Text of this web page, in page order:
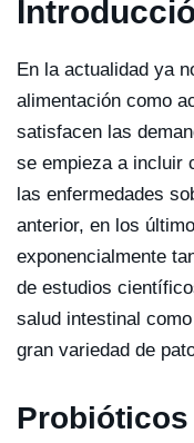
En la actualidad ya
alimentación como
satisfacen las
se empieza a incluir
las enfermedades
anterior, en los
exponencialmente
de estudios
salud intestinal
gran variedad de
Probióticos